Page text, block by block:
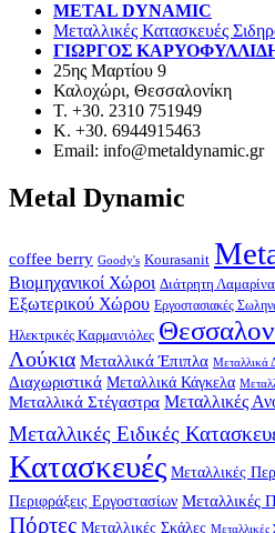
METAL DYNAMIC
Μεταλλικές Κατασκευές
ΓΙΩΡΓΟΣ
25ης Μαρτίου 9
Καλοχώρι, Θεσσαλονίκη
Τ. +30. 2310 751949
Κ. +30. 6944915463
Email: info@metaldynamic.gr
Metal Dynamic
coffee berry Goody's Kourasanit
Βιομηχανικοί Χώροι Διάτρητη Λαμαρίνα
Εξωτερικού Χώρου Εργοστασιακές
Ηλεκτρικές Καρμανιόλες
Λούκια Μεταλλικά Έπιπλα Μεταλλικά
Διαχωριστικά Μεταλλικά Κάγκελα
Μεταλλικά Στέγαστρα Μεταλλικές
Μεταλλικές Ειδικές
Κατασκευές Μεταλλικές
Περιφράξεις Εργοστασίων Μεταλλικές
Πόρτες Μεταλλικές Σκάλες Μεταλλικές